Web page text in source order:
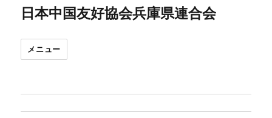
日本中国友好協会兵庫県連合会
メニュー